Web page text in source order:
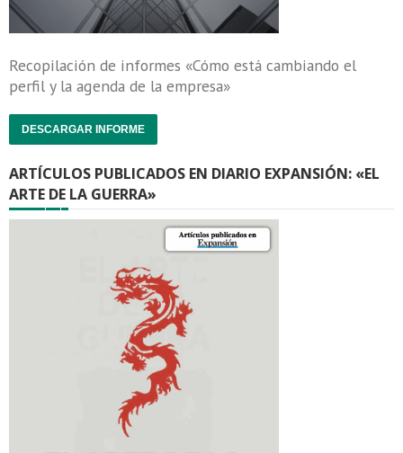
Recopilación de informes «Cómo está cambiando el
perfil y la agenda de la empresa»
DESCARGAR INFORME
ARTÍCULOS PUBLICADOS EN DIARIO EXPANSIÓN: «EL
ARTE DE LA GUERRA»